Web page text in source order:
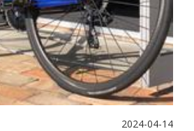
2024-04-14